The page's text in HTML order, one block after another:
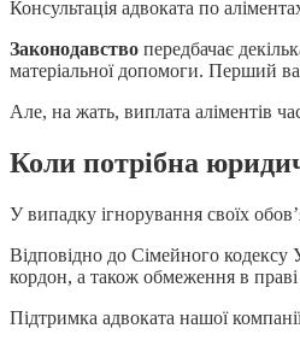
Консультація адвоката по
Законодавство передбачає
матеріальної допомоги. Перший
Але, на жать, виплата аліментів
Коли потрібна
У випадку ігнорування своїх
Відповідно до Сімейного кодексу
кордон, а також обмеження в
Підтримка адвоката нашої